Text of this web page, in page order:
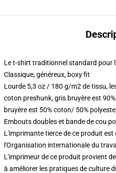
Le t-shirt traditionnel standard pour
Classique, généreux, boxy fit
Lourde 5,3 oz / 180 g/m2 de tissu,
coton preshunk, gris bruyère est
bruyère est 50% coton/ 50%
Embouts doubles et bande de cou
L'imprimante tierce de ce produit est
l'Organisation internationale du
L'imprimeur de ce produit provient
à améliorer les pratiques de culture